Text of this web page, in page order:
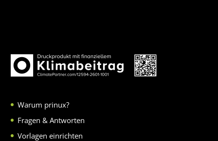
Warum prinux?
Fragen & Antworten
Vorlagen einrichten